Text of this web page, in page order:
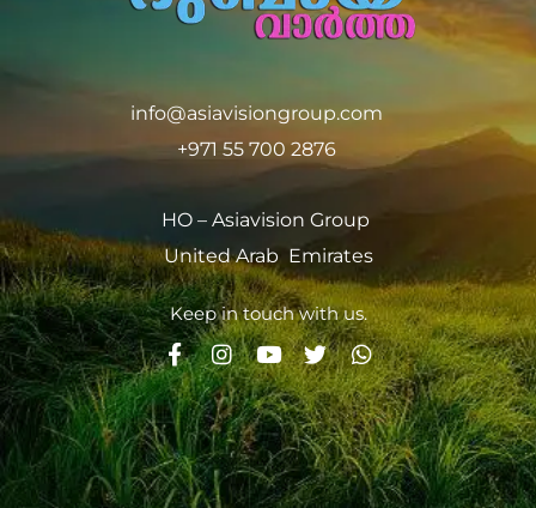
info@asiavisiongroup.com
+971 55 700 2876
HO – Asiavision Group
United Arab Emirates
Keep in touch with us.